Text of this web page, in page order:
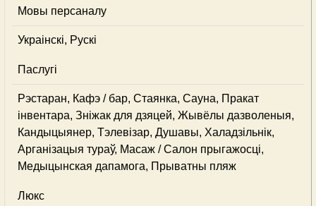
Мовы персаналу
Украінскі, Рускі
Паслугі
Рэстаран, Кафэ / бар, Стаянка, Сауна, Пракат
інвентара, Зніжак для дзяцей, Жывёлы дазволеныя,
Кандыцыянер, Тэлевізар, Душавы, Халадзільнік,
Арганізацыя тураў, Масаж / Салон прыгажосці,
Медыцынская дапамога, Прыватны пляж
Люкс